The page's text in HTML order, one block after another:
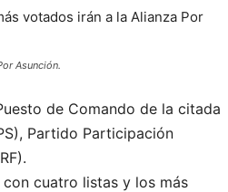
Asunción.
de Comando de la citada
Partido Participación
cuatro listas y los más